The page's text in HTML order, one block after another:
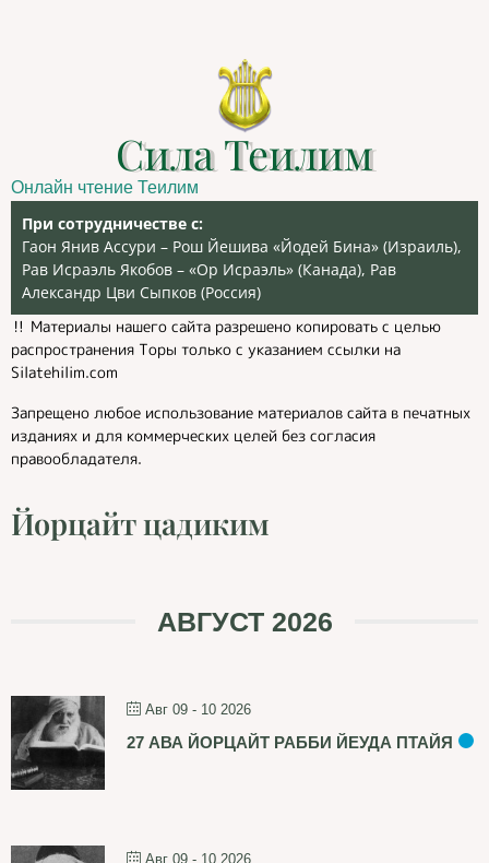
Сила Теилим
Онлайн чтение Теилим
При сотрудничестве с:
Гаон Янив Ассури – Рош Йешива «Йодей Бина» (Израиль),
Рав Исраэль Якобов – «Ор Исраэль» (Канада), Рав
Александр Цви Сыпков (Россия)
‼️ Материалы нашего сайта разрешено копировать с целью
распространения Торы только с указанием ссылки на
Silatehilim.com
Запрещено любое использование материалов сайта в печатных
изданиях и для коммерческих целей без согласия
правообладателя.
Йорцайт цадиким
АВГУСТ 2026
Авг 09 - 10 2026
27 АВА ЙОРЦАЙТ РАББИ ЙЕУДА ПТАЙЯ
Авг 09 - 10 2026